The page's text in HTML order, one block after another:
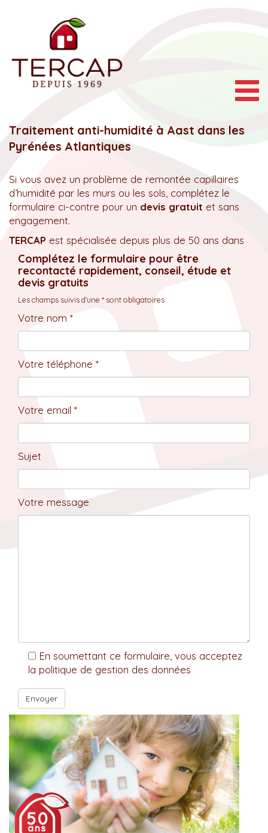
Traitement anti-humidité à Aast dans les
Pyrénées Atlantiques
Si vous avez un problème de remontée capillaires
d’humidité par les murs ou les sols, complétez le
formulaire ci-contre pour un devis gratuit et sans
engagement.
TERCAP est spécialisée depuis plus de 50 ans dans
Complétez le formulaire pour être
recontacté rapidement, conseil, étude et
devis gratuits
Les champs suivis d'une * sont obligatoires
Votre nom *
Votre téléphone *
Votre email *
Sujet
Votre message
En soumettant ce formulaire, vous acceptez
la politique de gestion des données